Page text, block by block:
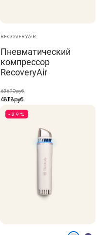
RECOVERYAIR
Пневматический
компрессор
RecoveryAir
63 690 руб.
48 118 руб.
-29%